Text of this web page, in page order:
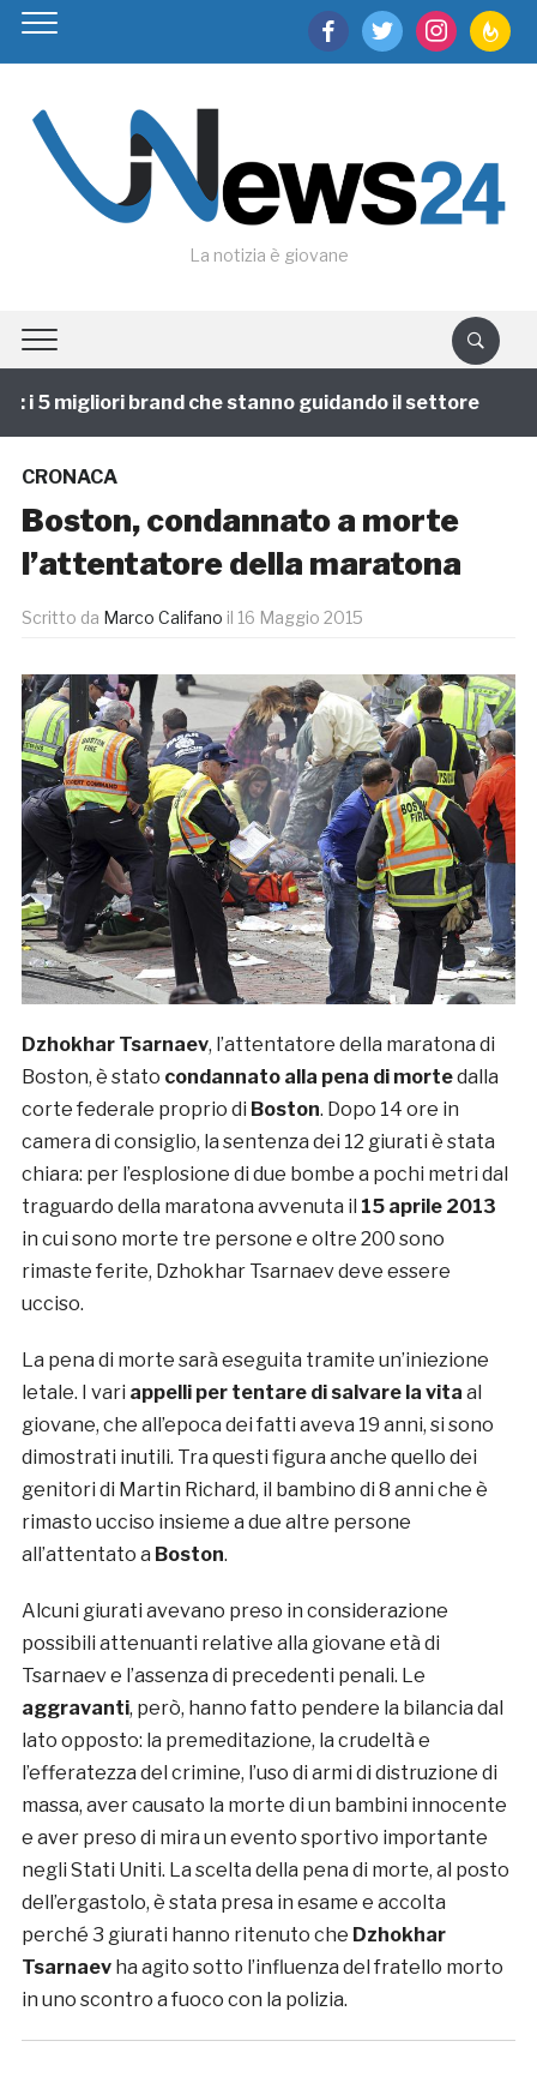
facebooktwitter instagram
La notizia è giovane
5 migliori brand che stanno guidando il settore
CRONACA
Boston, condannato a morte
l’attentatore della maratona
Scritto da Marco Califano il 16 Maggio 2015
Dzhokhar Tsarnaev, l’attentatore della maratona di
Boston, è stato condannato alla pena di mortedalla
corte federale proprio di Boston. Dopo 14 ore in
camera di consiglio, la sentenza dei 12 giurati è stata
chiara: per l’esplosione di due bombe a pochi metri dal
traguardo della maratona avvenuta il 15 aprile 2013
in cui sono morte tre persone e oltre 200 sono
rimaste ferite, Dzhokhar Tsarnaev deve essere
ucciso.
La pena di morte sarà eseguita tramite un’iniezione
letale. I vari appelli per tentare di salvare la vita al
giovane, che all’epoca dei fatti aveva 19 anni, si sono
dimostrati inutili. Tra questi figura anche quello dei
genitori di Martin Richard, il bambino di 8 anni che è
rimasto ucciso insieme a due altre persone
all’attentato a Boston.
Alcuni giurati avevano preso in considerazione
possibili attenuanti relative alla giovane età di
Tsarnaev e l’assenza di precedenti penali. Le
aggravanti, però, hanno fatto pendere la bilancia dal
lato opposto: la premeditazione, la crudeltà e
l’efferatezza del crimine, l’uso di armi di distruzione di
massa, aver causato la morte di un bambini innocente
e aver preso di mira un evento sportivo importante
negli Stati Uniti. La scelta della pena di morte, al posto
dell’ergastolo, è stata presa in esame e accolta
perché 3 giurati hanno ritenuto che Dzhokhar
Tsarnaevha agito sotto l’influenza del fratello morto
in uno scontro a fuoco con la polizia.